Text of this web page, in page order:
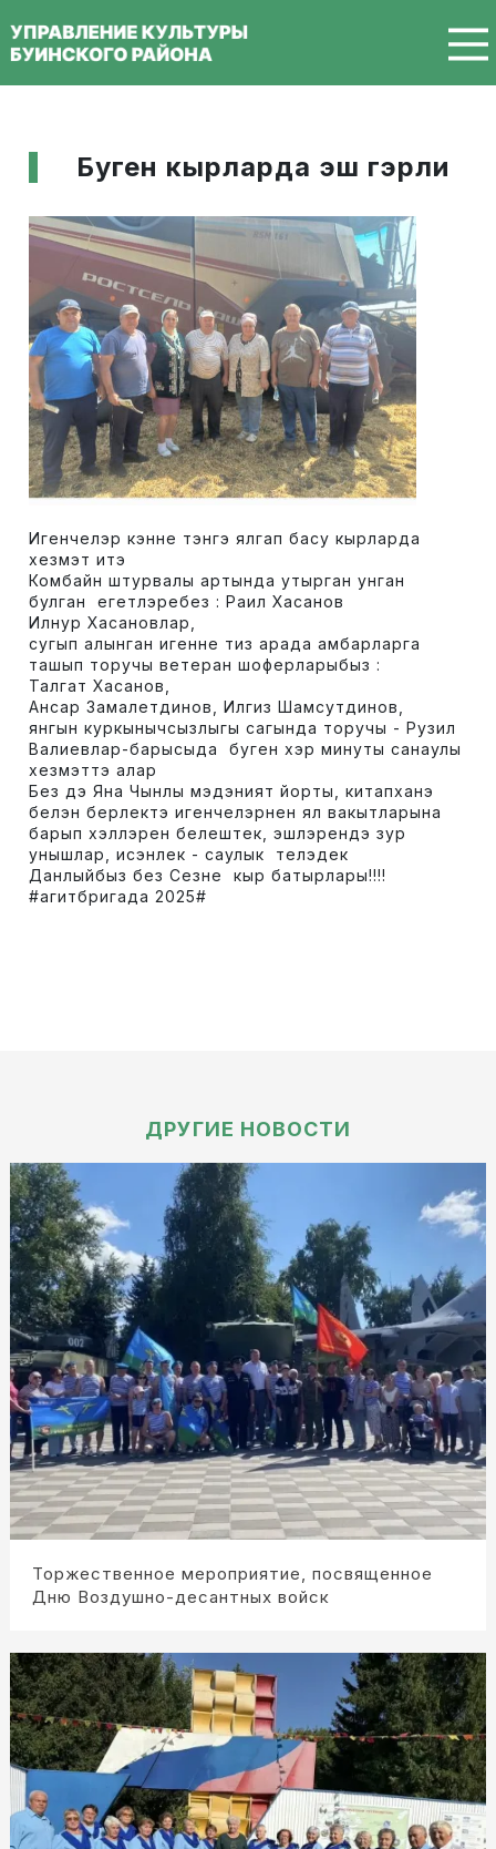
Буген кырларда эш гэрли
Игенчелэр кэнне тэнгэ ялгап басу кырларда
хезмэт итэ
Комбайн штурвалы артында утырган унган
булган егетлэребез : Раил Хасанов
Илнур Хасановлар,
сугып алынган игенне тиз арада амбарларга
ташып торучы ветеран шоферларыбыз :
Талгат Хасанов,
Ансар Замалетдинов, Илгиз Шамсутдинов,
янгын куркынычсызлыгы сагында торучы - Рузил
Валиевлар-барысыда буген хэр минуты санаулы
хезмэттэ алар
Без дэ Яна Чынлы мэдэният йорты, китапханэ
белэн берлектэ игенчелэрнен ял вакытларына
барып хэллэрен белештек, эшлэрендэ зур
унышлар, исэнлек - саулык телэдек
Данлыйбыз без Сезне кыр батырлары!!!!
#агитбригада 2025#
ДРУГИЕ НОВОСТИ
Торжественное мероприятие, посвященное
Дню Воздушно-десантных войск